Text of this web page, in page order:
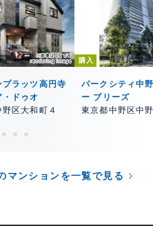
プラッツ高円寺
・ドゥオ
区大和町４
購入
パークシティ中
ー ブリーズ
東京都中野区中
マンションを一覧で見る